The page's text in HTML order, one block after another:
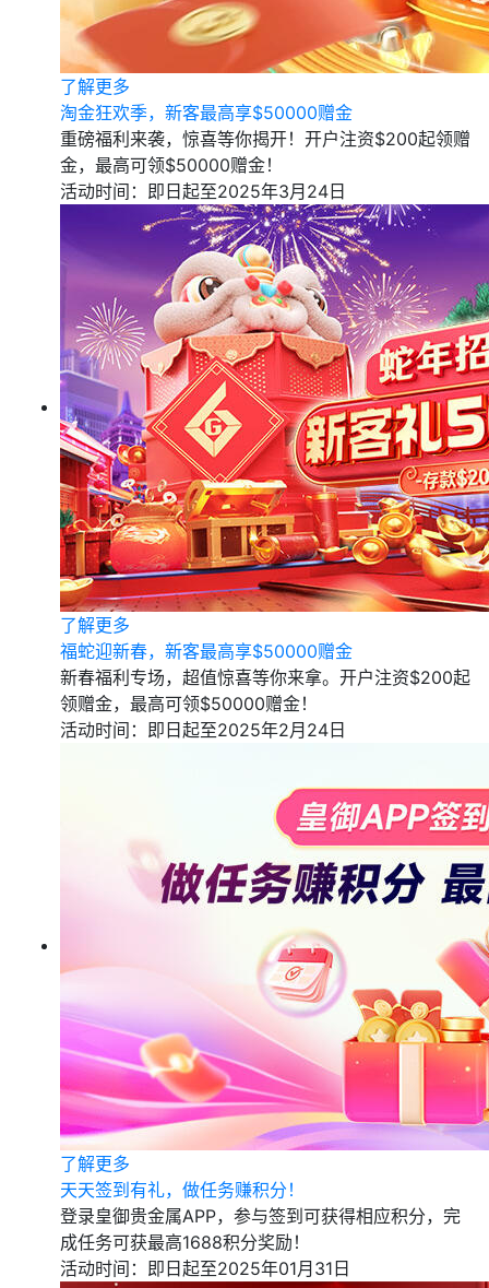
了解更多
淘金狂欢季，新客最高享$50000赠金
重磅福利来袭，惊喜等你揭开！开户注资$200起领赠
金，最高可领$50000赠金！
活动时间：即日起至2025年3月24日
了解更多
福蛇迎新春，新客最高享$50000赠金
新春福利专场，超值惊喜等你来拿。开户注资$200起
领赠金，最高可领$50000赠金！
活动时间：即日起至2025年2月24日
了解更多
天天签到有礼，做任务赚积分！
登录皇御贵金属APP，参与签到可获得相应积分，完
成任务可获最高1688积分奖励！
活动时间：即日起至2025年01月31日